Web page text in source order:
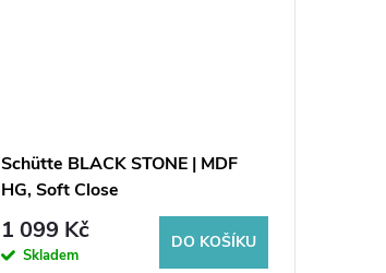
Schütte BLACK STONE | MDF
HG, Soft Close
1 099 Kč
Skladem
DO KOŠÍKU